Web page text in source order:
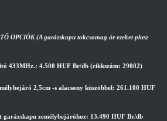
OPCIÓK (A garázskapu tokcsomag ár ezeket plusz
433MHz.: 4.500 HUF Br/db (cikkszám: 29002)
2,5cm -s alacsony küszöbbel: 261.100 HUF
garázskapu zemélybejáróhoz: 13.490 HUF Br/db